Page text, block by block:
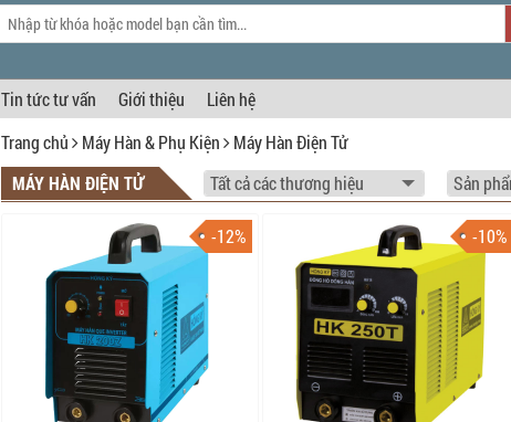
Tin tức tư vấn Giới thiệu
Liên hệ
Trang chủ
Máy Hàn & Phụ Kiện
Máy Hàn Điện Tử
MÁY HÀN ĐIỆN TỬ
-12% -10%